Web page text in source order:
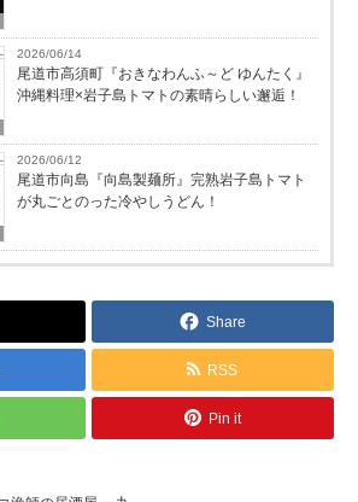
2026/06/14
尾道市高須町『おきなわんふ～ど ゆんたく』
沖縄料理×岩子島トマトの素晴らしい邂逅！
2026/06/12
尾道市向島『向島製麺所』完熟岩子島トマト
が丸ごとのった冷やしうどん！
Share
RSS
Pin it